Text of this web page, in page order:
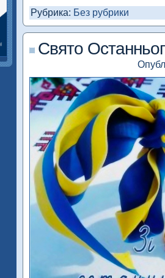
Рубрика: Без рубрики
Свято